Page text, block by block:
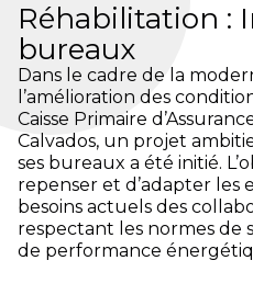
Réhabilitation :
bureaux
Dans le cadre de la
l’amélioration des
Caisse Primaire
Calvados, un projet
ses bureaux a été initié.
repenser et d’adapter les
besoins actuels des
respectant les normes de
de performance